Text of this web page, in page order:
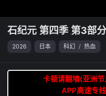
石纪元 第四季 第3部分
2026 日本 科幻 / 热血
卡顿请翻墙(亚洲
APP高速专